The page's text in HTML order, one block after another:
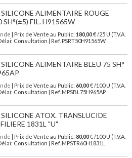
ALIMENTAIRE ROUGE
SH°(±5) FIL. H91565W
| Prix de Vente au Public: 180,00€ /25 U (T.V.A.
Consultation | Ref. PSRT50H91565W
ALIMENTAIRE BLEU 75 SH°
| Prix de Vente au Public: 60,00€ /100 U (T.V.A.
Consultation | Ref. MPSBL75H965AP
ATOX. TRANSLUCIDE
1831L "U"
| Prix de Vente au Public: 80,00€ /100 U (T.V.A.
Consultation | Ref. MPSTR60H1831L